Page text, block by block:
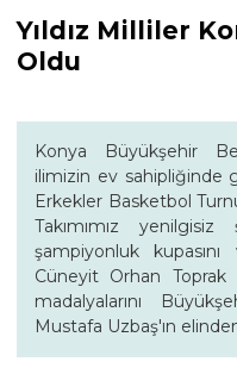
Yıldız Milliler
Oldu
Konya Büyükşehir
ilimizin ev sahipliğinde
Erkekler Basketbol
Takımımız yenilgisiz
şampiyonluk
Cüneyit Orhan
madalyalarını
Mustafa Uzbaş'ın